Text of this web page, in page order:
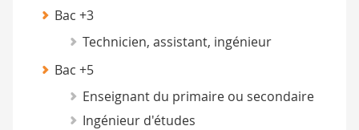
Bac +3
Technicien, assistant, ingénieur
Bac +5
Enseignant du primaire ou secondaire
Ingénieur d'études